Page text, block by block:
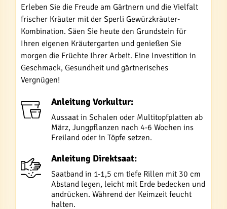
Erleben Sie die Freude am Gärtnern und die Vielfalt
frischer Kräuter mit der Sperli Gewürzkräuter-
Kombination. Säen Sie heute den Grundstein für
Ihren eigenen Kräutergarten und genießen Sie
morgen die Früchte Ihrer Arbeit. Eine Investition in
Geschmack, Gesundheit und gärtnerisches
Vergnügen!
Anleitung Vorkultur:
Aussaat in Schalen oder Multitopfplatten ab
März, Jungpflanzen nach 4-6 Wochen ins
Freiland oder in Töpfe setzen.
Anleitung Direktsaat:
Saatband in 1-1,5 cm tiefe Rillen mit 30 cm
Abstand legen, leicht mit Erde bedecken und
andrücken. Während der Keimzeit feucht
halten.